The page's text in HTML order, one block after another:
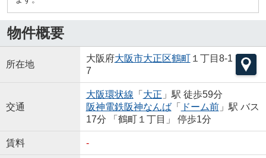
物件概要
所在地
大阪府大阪市大正区鶴町１丁目8-1
7
交通
大阪環状線 「 大正 」駅 徒歩59分
阪神電鉄阪神なんば「 ドーム前」駅 バス
17分 「鶴町１丁目」 停歩1分
賃料 -